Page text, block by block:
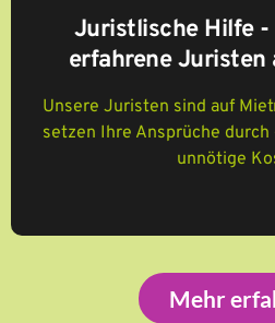
Juristlische Hilfe
erfahrene Juristen
Unsere Juristen sind auf
setzen Ihre Ansprüche durch
unnötige
Mehr